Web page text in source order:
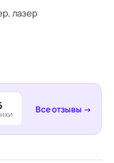
лазер
Все отзывы →